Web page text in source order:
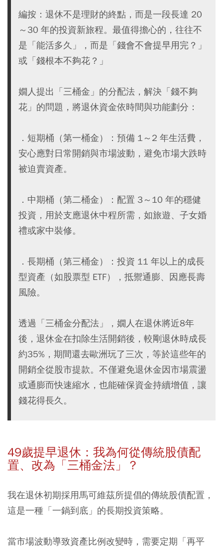
編按：退休不是理財的終點，而是一段長達 20
～30 年的投資新旅程。最值得擔心的，往往不
是「能活多久」，而是「錢會不會提早用完？」
或「錢根本不夠花？」
嫺人提出「三桶金」的分配法，解決「錢不夠
花」的問題，將退休資金依時間與功能劃分：
．短期桶（第一桶金）：預備 1～2 年生活費，
安心應對日常開銷與市場波動，避免市場大跌時
被迫賣資產。
．中期桶（第二桶金）：配置 3～10 年的穩健
投資，用於支應退休中程所需，如旅遊、子女婚
禮或家中裝修。
．長期桶（第三桶金）：投資 11 年以上的成長
型資產（如股票型 ETF），抵禦通膨、因應長壽
風險。
透過「三桶金分配法」，嫺人在退休將近8年
後，退休金在扣除生活開銷後，較剛退休時成長
約35%，期間還去歐洲玩了三次，等於這些年的
開銷全從股市提款。不僅避免退休金因市場震盪
或通膨而快速縮水，也能確保資金持續增值，讓
錢花得長久。
49歲提早退休：我為何從傳統股債配
置、改為「三桶金法」？
我在退休初期採用馬可維茲所提倡的傳統股債配置，
這是一種「一鍋到底」的長期投資策略。
當市場波動導致資產比例改變時，需要定期「再平